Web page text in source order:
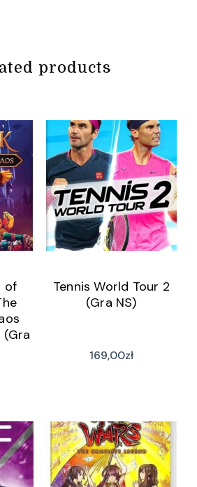
products
of
(Gra
Tennis World Tour 2
(Gra NS)
169,00zł